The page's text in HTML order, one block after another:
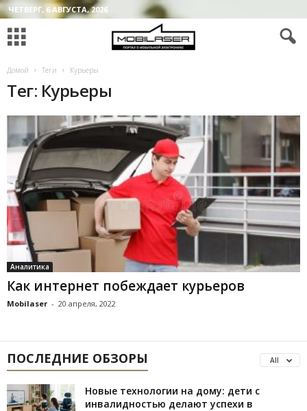
ЧЕТВЕРГ, 6 АВГУСТА, 2026
Домой Теги Курьеры
Тег: Курьеры
Аналитика
Как интернет побеждает курьеров
Mobilaser - 20 апреля, 2022
ПОСЛЕДНИЕ ОБЗОРЫ All
Новые технологии на дому: дети с
инвалидностью делают успехи в